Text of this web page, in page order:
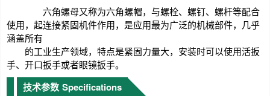
六角螺母又称为六角螺帽，与螺栓、螺钉、螺杆等配合
使用，起连接紧固机件作用，是应用最为广泛的机械部件，几乎
涵盖所有
的工业生产领域，特点是紧固力量大，安装时可以使用活扳
手、开口扳手或者眼镜扳手。
技术参数 Specifications